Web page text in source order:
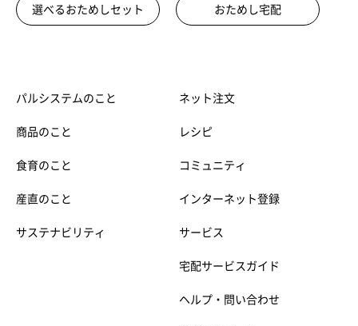
選べるおためしセット おためし宅配
パルシステムのこと
商品のこと
食育のこと
産直のこと
サステナビリティ
ネット注文
レシピ
コミュニティ
インターネット登録
サービス
宅配サービスガイド
ヘルプ・問い合わせ